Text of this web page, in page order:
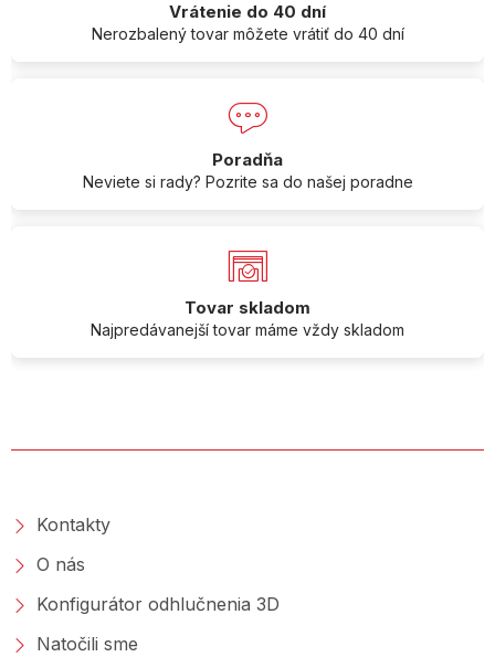
Vrátenie do 40 dní
Nerozbalený tovar môžete vrátiť do 40 dní
Poradňa
Neviete si rady? Pozrite sa do našej poradne
Tovar skladom
Najpredávanejší tovar máme vždy skladom
Kontakty
O nás
Konfigurátor odhlučnenia 3D
Natočili sme